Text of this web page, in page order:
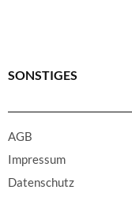
SONSTIGES
AGB
Impressum
Datenschutz